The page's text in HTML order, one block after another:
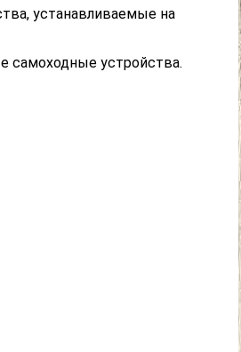
устанавливаемые на
самоходные устройства.